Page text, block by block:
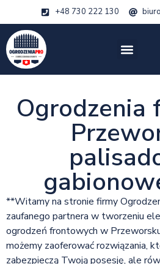
+48 730 222 130
Ogrodzenia
**Witamy na stronie firmy
zaufanego partnera w tworzeniu
ogrodzeń frontowych w
możemy zaoferować rozwiązania,
zabezpieczą Twoją posesję, ale